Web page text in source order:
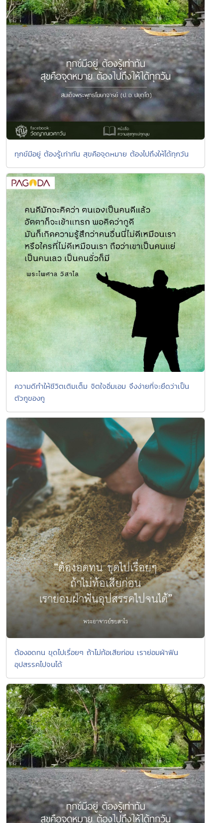
ทุกข์มีอยู่ ต้องรู้เท่าทัน สุขคือจุดหมาย ต้องไปถึงให้ได้ทุกวัน
ความดีทำให้ชีวิตเติมเต็ม จิตใจอิ่มเอม จึงง่ายที่จะยึดว่าเป็น
ตัวกูของกู
ต้องอดทน ขุดไปเรื่อยๆ ถ้าไม่ท้อเสียก่อน เราย่อมฝ่าฟัน
อุปสรรคไปจนได้